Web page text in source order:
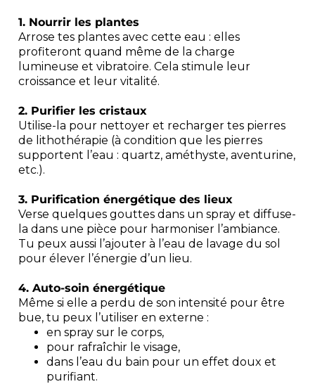
1. Nourrir les plantes
Arrose tes plantes avec cette eau : elles
profiteront quand même de la charge
lumineuse et vibratoire. Cela stimule leur
croissance et leur vitalité.
2. Purifier les cristaux
Utilise-la pour nettoyer et recharger tes pierres
de lithothérapie (à condition que les pierres
supportent l’eau : quartz, améthyste, aventurine,
etc.).
3. Purification énergétique des lieux
Verse quelques gouttes dans un spray et diffuse-
la dans une pièce pour harmoniser l’ambiance.
Tu peux aussi l’ajouter à l’eau de lavage du sol
pour élever l’énergie d’un lieu.
4. Auto-soin énergétique
Même si elle a perdu de son intensité pour être
bue, tu peux l’utiliser en externe :
en spray sur le corps,
pour rafraîchir le visage,
dans l’eau du bain pour un effet doux et
purifiant.